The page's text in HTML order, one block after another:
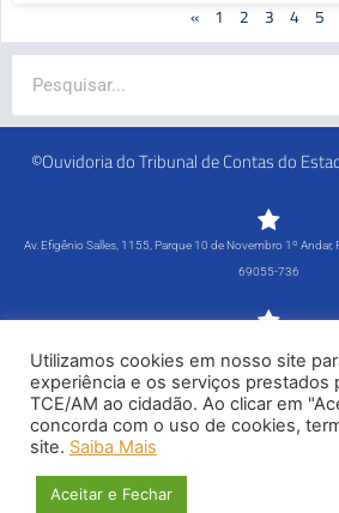
« 1 2 3 4 5
©Ouvidoria do Tribunal de Contas do
Av. Efigênio Salles, 1155, Parque 10 de Novembro 1º Andar,
69055-736
Tel: (92) 98815-1000
Utilizamos cookies em nosso site
experiência e os serviços prestados
TCE/AM ao cidadão. Ao clicar em
concorda com o uso de cookies,
site. Saiba Mais
Aceitar e Fechar